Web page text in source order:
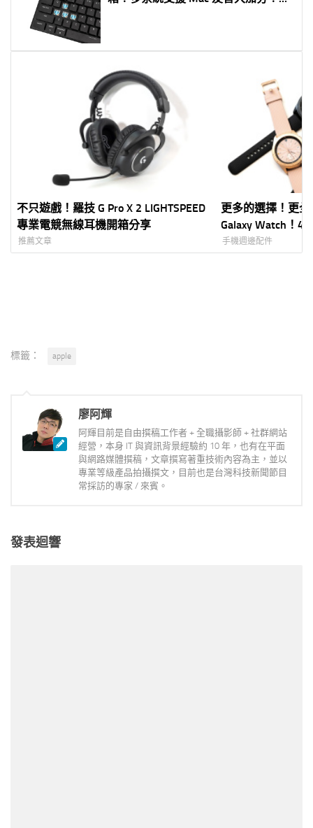
不只遊戲！羅技 G Pro X 2 LIGHTSPEED
專業電競無線耳機開箱分享
推薦文章
更多的選擇！更
Galaxy Watch！
擇、防水全面加
手機週邊配件
標籤： apple
廖阿輝
阿輝目前是自由撰稿工作者 + 全職攝影師 + 社群網站
經營，本身 IT 與資訊背景經驗約 10 年，也有在平面
與網路媒體撰稿，文章撰寫著重技術內容為主，並以
專業等級產品拍攝撰文，目前也是台灣科技新聞節目
常採訪的專家 / 來賓。
發表迴響